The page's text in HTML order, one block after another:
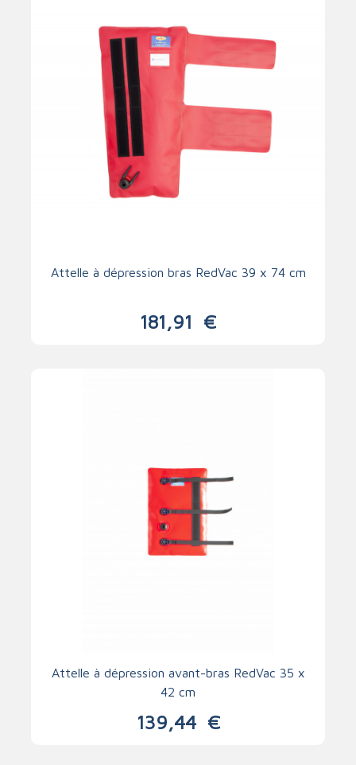
Attelle à dépression bras RedVac 39 x 74 cm
181,91 €
Attelle à dépression avant-bras RedVac 35 x
42 cm
139,44 €